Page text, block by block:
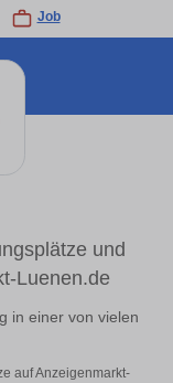
Job
und
Luenen.de
in einer von vielen
auf Anzeigenmarkt-